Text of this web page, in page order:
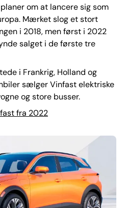
om at lancere sig som
Mærket slog et stort
i 2018, men først i 2022
salget i de første tre
i Frankrig, Holland og
sælger Vinfast elektriske
og store busser.
fra 2022